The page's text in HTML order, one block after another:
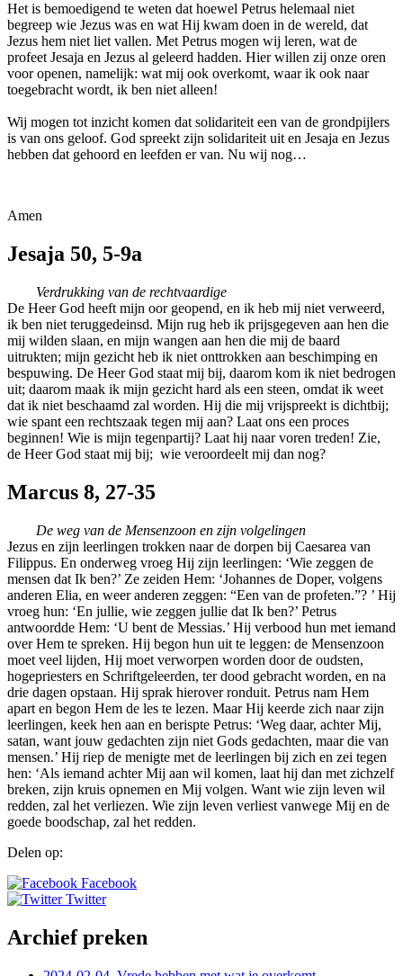
Het is bemoedigend te weten dat hoewel Petrus helemaal niet
begreep wie Jezus was en wat Hij kwam doen in de wereld, dat
Jezus hem niet liet vallen. Met Petrus mogen wij leren, wat de
profeet Jesaja en Jezus al geleerd hadden. Hier willen zij onze oren
voor openen, namelijk: wat mij ook overkomt, waar ik ook naar
toegebracht wordt, ik ben niet alleen!
Wij mogen tot inzicht komen dat solidariteit een van de grondpijlers
is van ons geloof. God spreekt zijn solidariteit uit en Jesaja en Jezus
hebben dat gehoord en leefden er van. Nu wij nog…
Amen
Jesaja 50, 5-9a
Verdrukking van de rechtvaardige
De Heer God heeft mijn oor geopend, en ik heb mij niet verweerd,
ik ben niet teruggedeinsd. Mijn rug heb ik prijsgegeven aan hen die
mij wilden slaan, en mijn wangen aan hen die mij de baard
uitrukten; mijn gezicht heb ik niet onttrokken aan beschimping en
bespuwing. De Heer God staat mij bij, daarom kom ik niet bedrogen
uit; daarom maak ik mijn gezicht hard als een steen, omdat ik weet
dat ik niet beschaamd zal worden. Hij die mij vrijspreekt is dichtbij;
wie spant een rechtszaak tegen mij aan? Laat ons een proces
beginnen! Wie is mijn tegenpartij? Laat hij naar voren treden! Zie,
de Heer God staat mij bij; wie veroordeelt mij dan nog?
Marcus 8, 27-35
De weg van de Mensenzoon en zijn volgelingen
Jezus en zijn leerlingen trokken naar de dorpen bij Caesarea van
Filippus. En onderweg vroeg Hij zijn leerlingen: ‘Wie zeggen de
mensen dat Ik ben?’ Ze zeiden Hem: ‘Johannes de Doper, volgens
anderen Elia, en weer anderen zeggen: “Een van de profeten.”? ’ Hij
vroeg hun: ‘En jullie, wie zeggen jullie dat Ik ben?’ Petrus
antwoordde Hem: ‘U bent de Messias.’ Hij verbood hun met iemand
over Hem te spreken. Hij begon hun uit te leggen: de Mensenzoon
moet veel lijden, Hij moet verworpen worden door de oudsten,
hogepriesters en Schriftgeleerden, ter dood gebracht worden, en na
drie dagen opstaan. Hij sprak hierover ronduit. Petrus nam Hem
apart en begon Hem de les te lezen. Maar Hij keerde zich naar zijn
leerlingen, keek hen aan en berispte Petrus: ‘Weg daar, achter Mij,
satan, want jouw gedachten zijn niet Gods gedachten, maar die van
mensen.’ Hij riep de menigte met de leerlingen bij zich en zei tegen
hen: ‘Als iemand achter Mij aan wil komen, laat hij dan met zichzelf
breken, zijn kruis opnemen en Mij volgen. Want wie zijn leven wil
redden, zal het verliezen. Wie zijn leven verliest vanwege Mij en de
goede boodschap, zal het redden.
Delen op:
Facebook
Twitter
Archief preken